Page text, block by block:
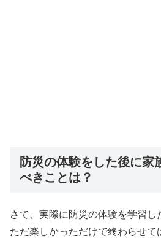
防災の体験をした後に家
べきことは？
さて、実際に防災の体験を学習し
ただ楽しかっただけで終わらせて